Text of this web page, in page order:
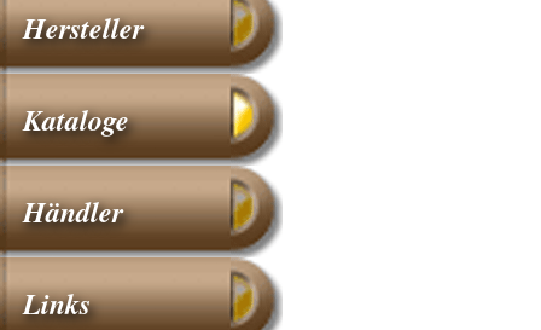
Hersteller
Kataloge
Händler
Links